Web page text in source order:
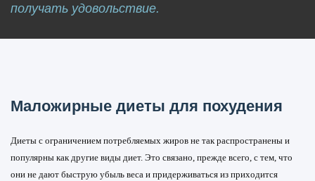
получать удовольствие.
Маложирные диеты для похудения
Диеты с ограничением потребляемых жиров не так распространены и
популярны как другие виды диет. Это связано, прежде всего, с тем, что
они не дают быструю убыль веса и придерживаться из приходится